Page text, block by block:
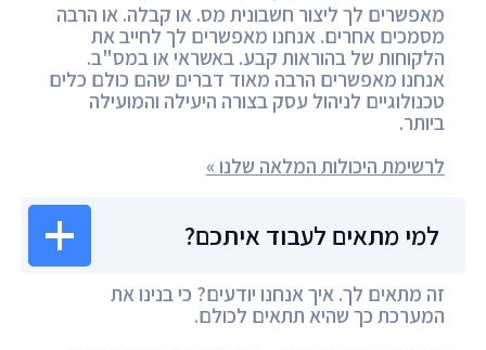
מאפשרים לך ליצור חשבונית מס. או קבלה. או הרבה
מסמכים אחרים. אנחנו מאפשרים לך לחייב את
הלקוחות של בהוראות קבע. באשראי או במס"ב.
אנחנו מאפשרים הרבה מאוד דברים שהם כולם כלים
טכנולוגיים לניהול עסק בצורה היעילה והמועילה
ביותר.
לרשימת היכולות המלאה שלנו »
למי מתאים לעבוד איתכם?
זה מתאים לך. איך אנחנו יודעים? כי בנינו את
המערכת כך שהיא תתאים לכולם.